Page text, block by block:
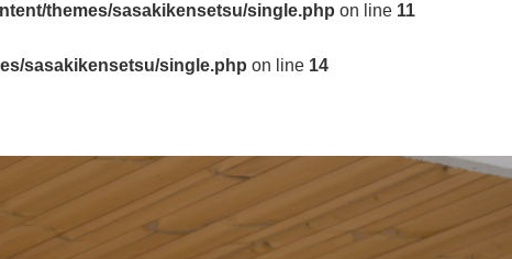
themes/sasakikensetsu/single.php on line 11
sasakikensetsu/single.php on line 14